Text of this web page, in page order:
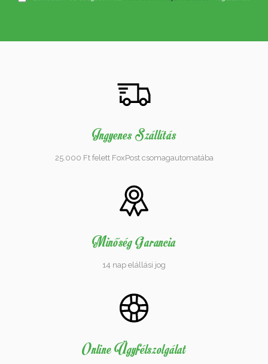
Ingyenes Szállítás
25.000 Ft felett FoxPost csomagautomatába
Minőség Garancia
14 nap elállási jog
Online Ügyfélszolgálat